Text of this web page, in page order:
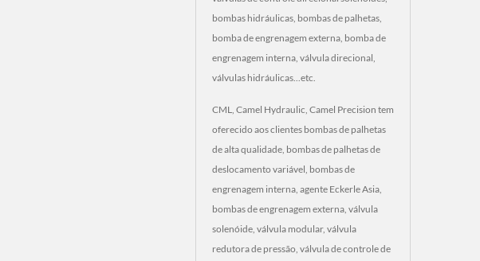
bombas hidráulicas, bombas de palhetas,
bomba de engrenagem externa, bomba de
engrenagem interna, válvula direcional,
válvulas hidráulicas...etc.
CML, Camel Hydraulic, Camel Precision tem
oferecido aos clientes bombas de palhetas
de alta qualidade, bombas de palhetas de
deslocamento variável, bombas de
engrenagem interna, agente Eckerle Asia,
bombas de engrenagem externa, válvula
solenóide, válvula modular, válvula
redutora de pressão, válvula de controle de